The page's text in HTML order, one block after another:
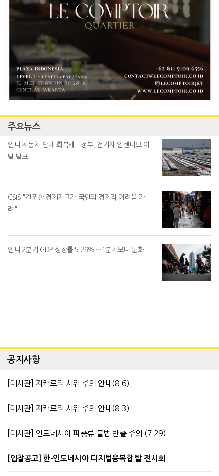
주요뉴스
인니 자동차 판매 회복세…정부, 전기차 인센티브 이
달 발표
CSIS "견조한 경제지표가 국민의 경제적 어려움 가
려"
인니 2분기 GDP 성장률 5.29%…1분기보다 둔화
공지사항
[대사관] 자카르타 시위 주의 안내(8.6)
[대사관] 자카르타 시위 주의 안내(8.3)
[대사관] 인도네시아 파충류 불법 반출 주의 (7.29)
[입찰공고] 한-인도네시아 디지털융복합 탈 전시회